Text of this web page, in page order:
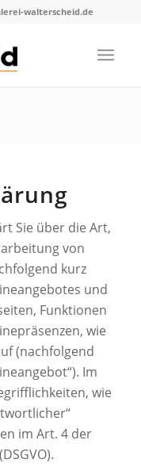
walterscheid.de
Sie über die Art,
von
kurz
und
Funktionen
wie
(nachfolgend
Im
wie
im Art. 4 der